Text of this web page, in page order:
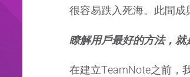
很容易跌入死海。此間成
瞭解用戶最好的方法，就
在建立TeamNote之前，